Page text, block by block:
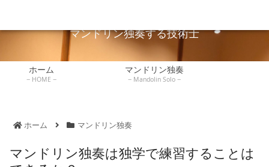
マンドリン独奏する技術士
ホーム
HOME
マンドリン独奏
Mandolin Solo
ホーム マンドリン独奏
マンドリン独奏は独学で練習することは